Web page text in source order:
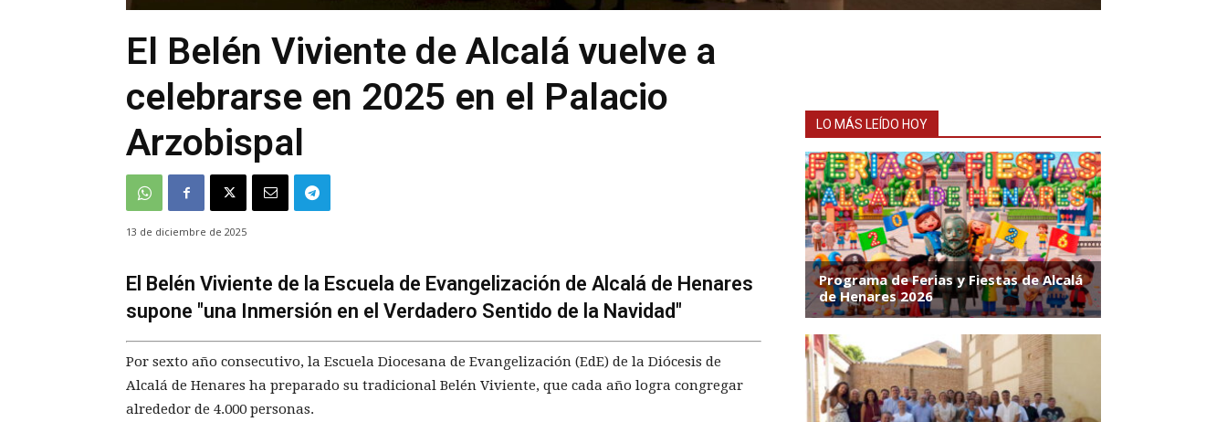
El Belén Viviente de Alcalá vuelve a
celebrarse en 2025 en el Palacio
Arzobispal
13 de diciembre de 2025
El Belén Viviente de la Escuela de Evangelización de Alcalá de Henares
supone "una Inmersión en el Verdadero Sentido de la Navidad"
Por sexto año consecutivo, la Escuela Diocesana de Evangelización (EdE) de la Diócesis de
Alcalá de Henares ha preparado su tradicional Belén Viviente, que cada año logra congregar
alrededor de 4.000 personas.
LO MÁS LEÍDO HOY